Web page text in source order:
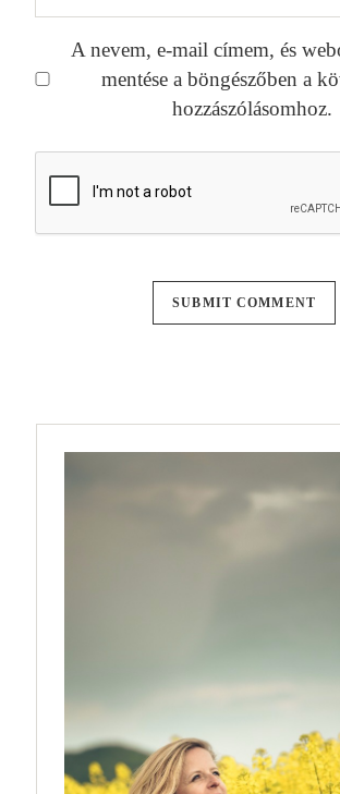
A nevem, e-mail címem, és
mentése a böngészőben a
hozzászólásomhoz.